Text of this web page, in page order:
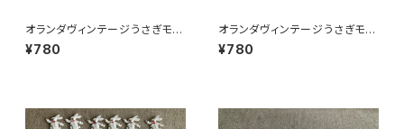
オランダヴィンテージうさぎモチ
ーフプラパーツ30個セットNo15
1
¥780
オランダヴィンテージうさぎモチ
ーフプラパーツ30個セットa5
¥780